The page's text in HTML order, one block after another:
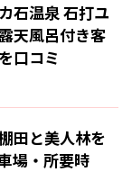
石温泉 石打ユ
天風呂付き客
口コミ
田と美人林を
場・所要時